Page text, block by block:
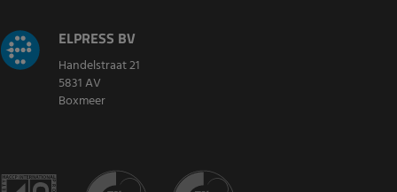
ELPRESS BV
Handelstraat 21
5831 AV
Boxmeer